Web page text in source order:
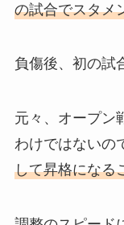
の試合でスタメ
負傷後、初の試
元々、オープン
わけではないの
して昇格になる